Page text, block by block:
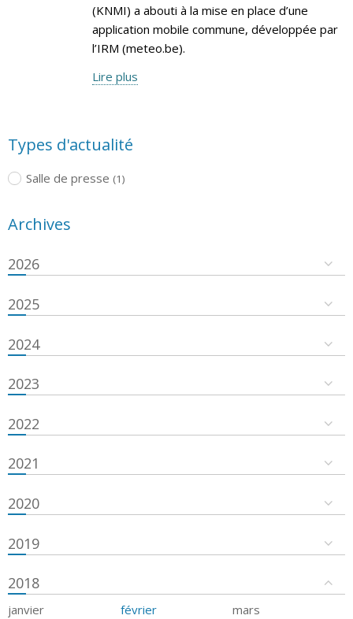
(KNMI) a abouti à la mise en place d’une
application mobile commune, développée par
l’IRM (meteo.be).
Lire plus
Types d'actualité
Salle de presse (1)
Archives
2026
2025
2024
2023
2022
2021
2020
2019
2018
janvier février
mars